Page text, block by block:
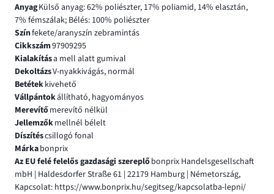
AnyagKülső anyag: 62% poliészter, 17% poliamid, 14% elasztán,
7% fémszálak; Bélés: 100% poliészter
Színfekete/aranyszín zebramintás
Cikkszám97909295
Kialakítása mell alatt gumival
DekoltázsV-nyakkivágás, normál
Betétekkivehető
Vállpántokállítható, hagyományos
Merevítőmerevítő nélkül
Jellemzőkmellnél bélelt
Díszítéscsillogó fonal
Márkabonprix
Az EU felé felelős gazdasági szereplőbonprix Handelsgesellschaft
mbH | Haldesdorfer Straße 61 | 22179 Hamburg | Németország,
Kapcsolat: https://www.bonprix.hu/segitseg/kapcsolatba-lepni/